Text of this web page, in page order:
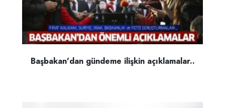
Başbakan'dan gündeme ilişkin açıklamalar..